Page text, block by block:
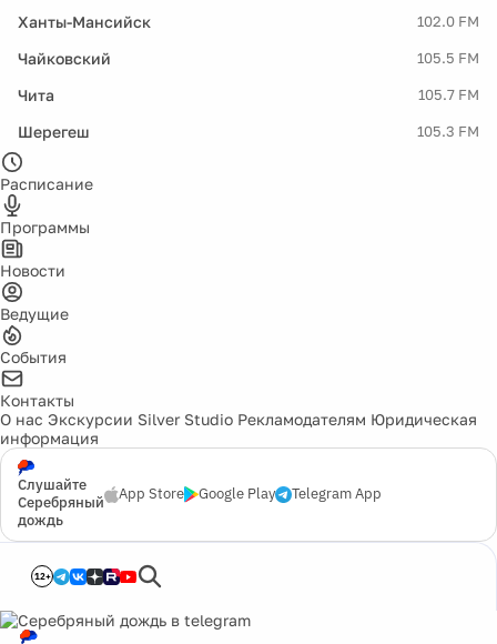
Ханты-Мансийск 102.0 FM
Чайковский 105.5 FM
Чита 105.7 FM
Шерегеш 105.3 FM
Расписание
Программы
Новости
Ведущие
События
Контакты
О нас Экскурсии Silver Studio Рекламодателям Юридическая
информация
Слушайте
Серебряный
дождь
App Store Google Play Telegram App
12+